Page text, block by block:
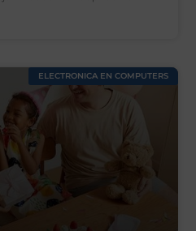
ELECTRONICA EN COMPUTERS